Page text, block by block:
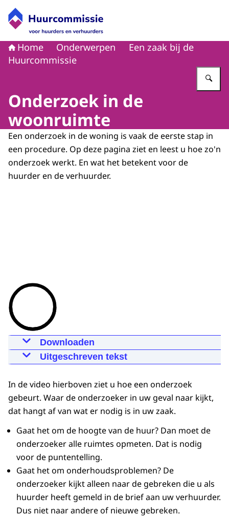
Naar de homepage van Huurcommissie
Home Onderwerpen
Een zaak bij de
Huurcommissie
Onderzoek in de
woonruimte
Een onderzoek in de woning is vaak de eerste stap in
een procedure. Op deze pagina ziet en leest u hoe zo'n
onderzoek werkt. En wat het betekent voor de
huurder en de verhuurder.
Downloaden
Het bouwkundig onderzoek
Download
Ondertiteling
srt 3,3 KB
Download
Audiobeschrijving
mp3 4,2 MB
Download
Uitgeschreven tekst
Voiceover:
Miljoenen mensen in Nederland wonen in
een huurwoning of huren een kamer. Stel
nou dat huurder en verhuurder het niet
eens zijn over de huurprijs, een
huurverhoging, de servicekosten, of de
oplossing van een gebrek in de woning.
Dan kan je naar de Huurcommissie. De
Huurcommissie is onafhankelijk en
onpartijdig. Als de Huurcommissie de zaak
In de video hierboven ziet u hoe een onderzoek
gebeurt. Waar de onderzoeker in uw geval naar kijkt,
dat hangt af van wat er nodig is in uw zaak.
Gaat het om de hoogte van de huur? Dan moet de
onderzoeker alle ruimtes opmeten. Dat is nodig
voor de puntentelling.
Gaat het om onderhoudsproblemen? De
onderzoeker kijkt alleen naar de gebreken die u als
huurder heeft gemeld in de brief aan uw verhuurder.
Dus niet naar andere of nieuwe gebreken.